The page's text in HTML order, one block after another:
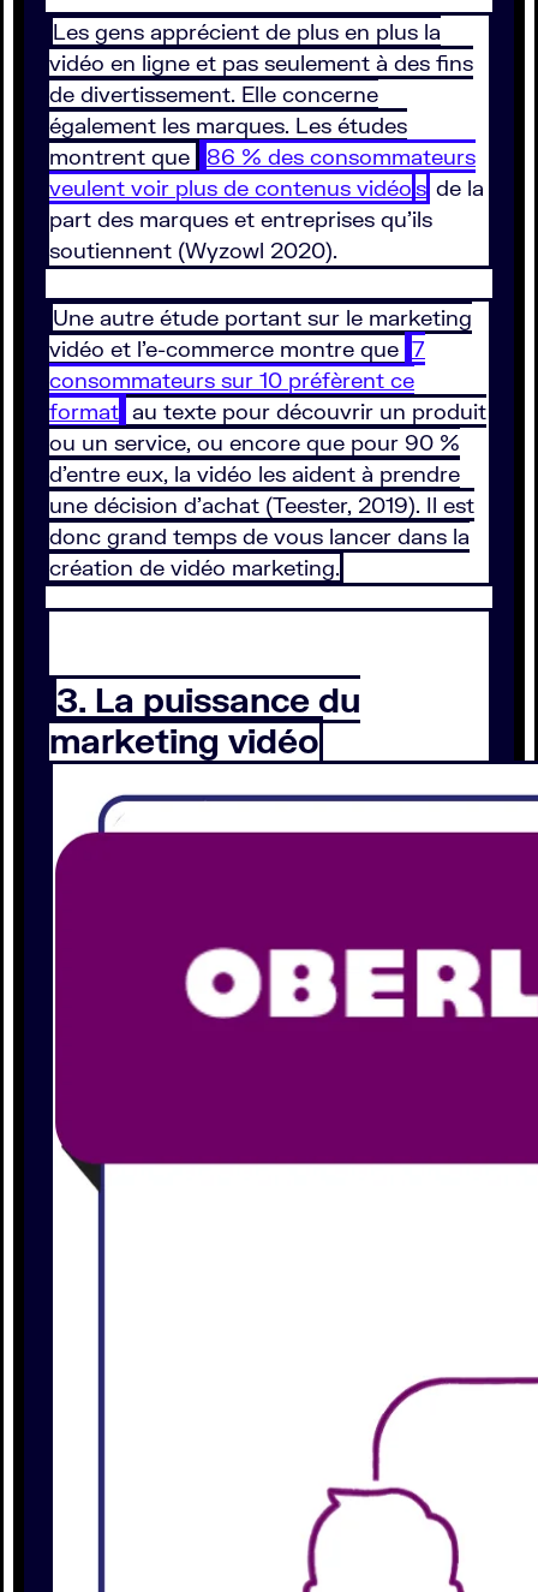
Les gens apprécient de plus en plus la
vidéo en ligne et pas seulement à des fins
de divertissement. Elle concerne
également les marques. Les études
montrent que
86 % des consommateurs
veulent voir plus de contenus vidéos de la
part des marques et entreprises qu’ils
soutiennent (Wyzowl 2020).
Une autre étude portant sur le marketing
vidéo et l’e-commerce montre que 7
consommateurs sur 10 préfèrent ce
format au texte pour découvrir un produit
ou un service, ou encore que pour 90 %
d’entre eux, la vidéo les aident à prendre
une décision d’achat (Teester, 2019). Il est
donc grand temps de vous lancer dans la
création de vidéo marketing.
3. La puissance du
marketing vidéo